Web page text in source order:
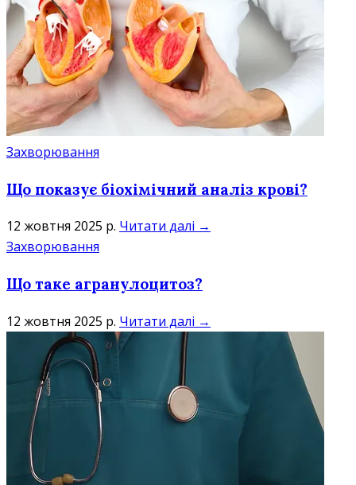
Захворювання
Що показує біохімічний аналіз крові?
12 жовтня 2025 р. Читати далі →
Захворювання
Що таке агранулоцитоз?
12 жовтня 2025 р. Читати далі →